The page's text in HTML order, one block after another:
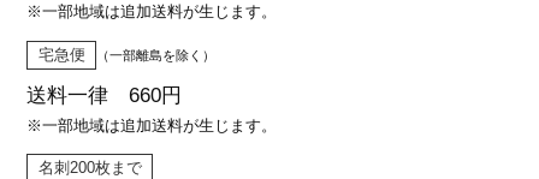
※一部地域は追加送料が生じます。
宅急便 （一部離島を除く）
送料一律 660円
※一部地域は追加送料が生じます。
名刺200枚まで